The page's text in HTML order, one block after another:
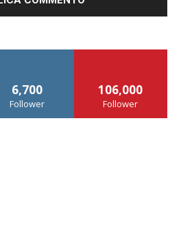
6,700
Follower
106,000
Follower